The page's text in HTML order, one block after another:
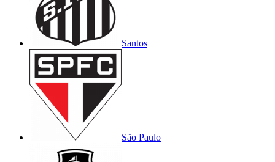
Santos
São Paulo